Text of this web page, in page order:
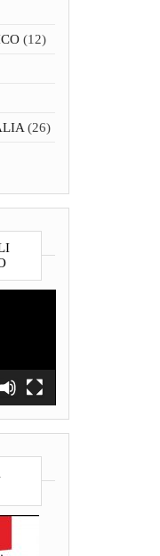
(12)
(26)